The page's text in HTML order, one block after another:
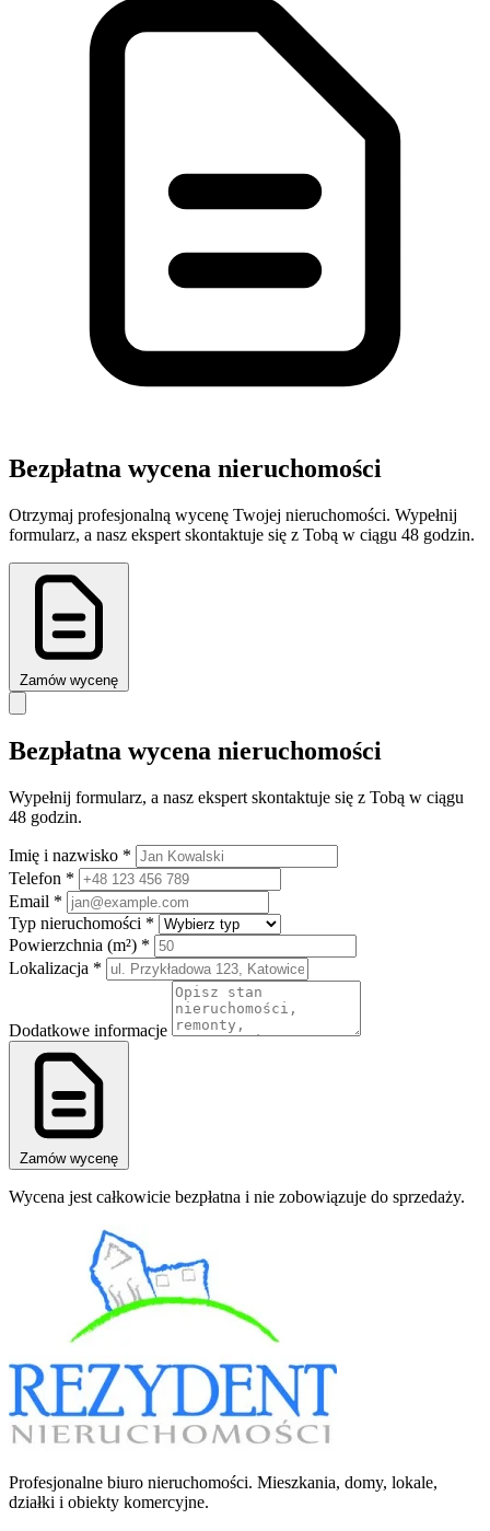
Bezpłatna wycena nieruchomości
Otrzymaj profesjonalną wycenę Twojej nieruchomości. Wypełnij
formularz, a nasz ekspert skontaktuje się z Tobą w ciągu 48 godzin.
Zamów wycenę
Bezpłatna wycena nieruchomości
Wypełnij formularz, a nasz ekspert skontaktuje się z Tobą w ciągu
48 godzin.
Imię i nazwisko *
Telefon *
Email *
Typ nieruchomości *
Powierzchnia (m²) *
Lokalizacja *
Dodatkowe informacje
Zamów wycenę
Wycena jest całkowicie bezpłatna i nie zobowiązuje do sprzedaży.
Profesjonalne biuro nieruchomości. Mieszkania, domy, lokale,
działki i obiekty komercyjne.